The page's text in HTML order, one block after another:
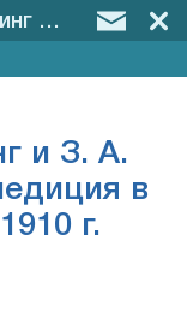
1910 г.
и З. А.
в
г.